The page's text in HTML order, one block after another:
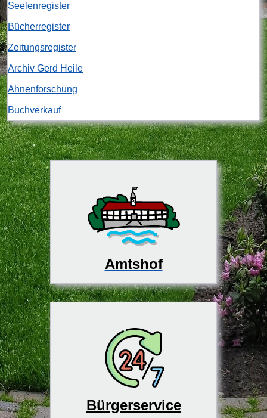
Seelenregister
Bücherregister
Zeitungsregister
Archiv Gerd Heile
Ahnenforschung
Buchverkauf
Amtshof
Bürgerservice